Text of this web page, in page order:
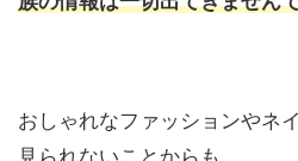
おしゃれなファッションやネ
見られないことからも、